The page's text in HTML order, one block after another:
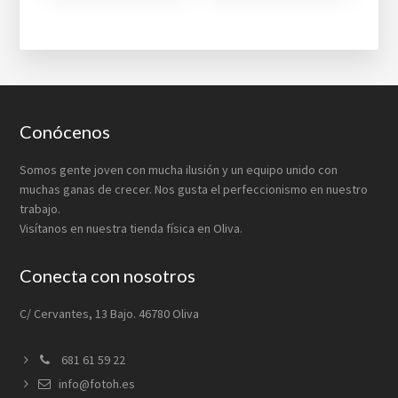
Footer
Conócenos
Somos gente joven con mucha ilusión y un equipo unido con
muchas ganas de crecer. Nos gusta el perfeccionismo en nuestro
trabajo.
Visítanos en nuestra tienda física en Oliva.
Conecta con nosotros
C/ Cervantes, 13 Bajo. 46780 Oliva
681 61 59 22
info@fotoh.es